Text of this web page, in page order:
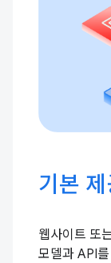
기본
웹사이트 또
모델과 API